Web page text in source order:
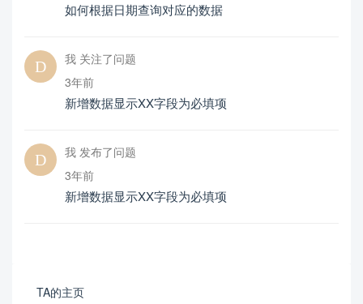
如何根据日期查询对应的数据
我 关注了问题
3年前
新增数据显示XX字段为必填项
我 发布了问题
3年前
新增数据显示XX字段为必填项
TA的主页